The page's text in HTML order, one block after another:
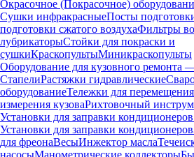
Окрасочное (Покрасочное)
Сушки инфракрасныеПосты
подготовки сжатого воздухаФильтры
лубрикаторыСтойки для покраски и
сушкиКраскопультыМиникраскопульты
Оборудование для кузовного ремонта
СтапелиРастяжки гидравлические
оборудованиеТележки для
измерения кузоваРихтовочный
Установки для заправки
Установки для заправки кондиционеров
для фреонаВесыИнжектор масла
насосыМанометрические коллекторы